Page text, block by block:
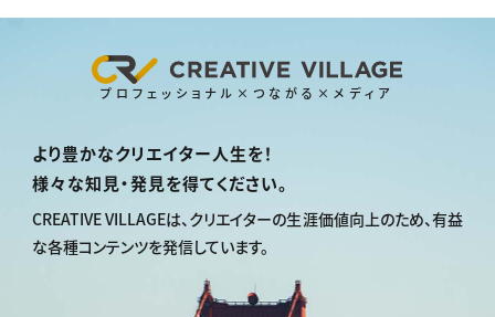
プロフェッショナル×つながる×メディア
より豊かなクリエイター人生を！
様々な知見・発見を得てください。
CREATIVE VILLAGEは、クリエイターの生涯価値向上のため、有益
な各種コンテンツを発信しています。